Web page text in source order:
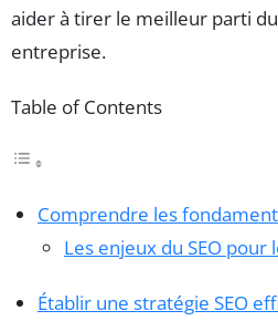
aider à tirer le meilleur parti
entreprise.
Table of Contents
Comprendre les
Les enjeux du SEO
Établir une stratégie SEO